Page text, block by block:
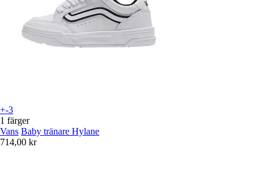
+-3
1 färger
Vans Baby tränare Hylane
714,00 kr